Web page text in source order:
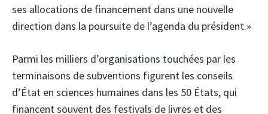
ses allocations de financement dans une nouvelle
direction dans la poursuite de l’agenda du président.»
Parmi les milliers d’organisations touchées par les
terminaisons de subventions figurent les conseils
d’État en sciences humaines dans les 50 États, qui
financent souvent des festivals de livres et des